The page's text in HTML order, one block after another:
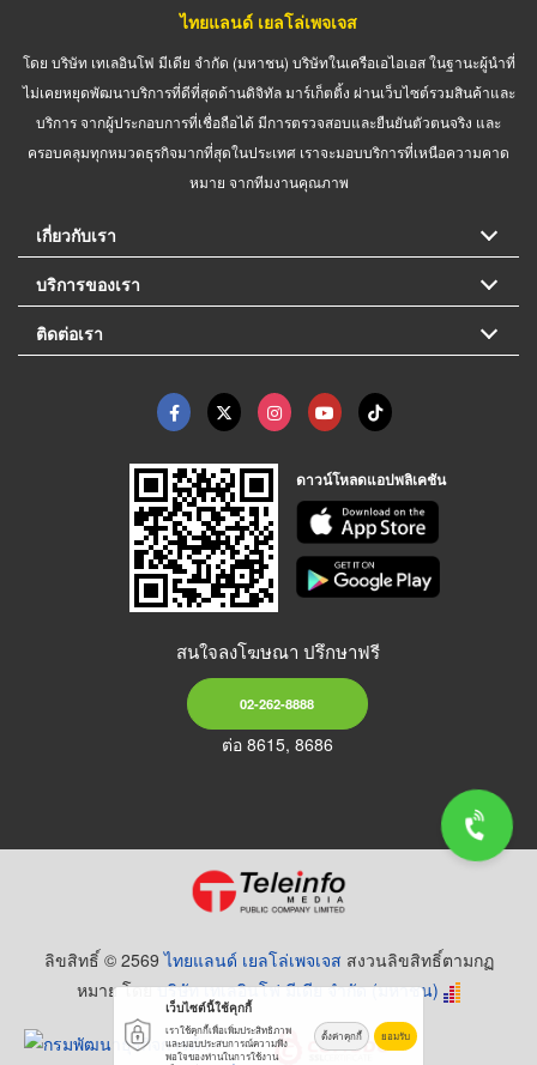
ไทยแลนด์ เยลโล่เพจเจส
โดย บริษัท เทเลอินโฟ มีเดีย จำกัด (มหาชน) บริษัทในเครือเอไอเอส ในฐานะผู้นำที่
ไม่เคยหยุดพัฒนาบริการที่ดีที่สุดด้านดิจิทัล มาร์เก็ตติ้ง ผ่านเว็บไซต์รวมสินค้าและ
บริการ จากผู้ประกอบการที่เชื่อถือได้ มีการตรวจสอบและยืนยันตัวตนจริง และ
ครอบคลุมทุกหมวดธุรกิจมากที่สุดในประเทศ เราจะมอบบริการที่เหนือความคาด
หมาย จากทีมงานคุณภาพ
เกี่ยวกับเรา
บริการของเรา
ติดต่อเรา
ดาวน์โหลดแอปพลิเคชัน
สนใจลงโฆษณา ปรึกษาฟรี
02-262-8888
ต่อ 8615, 8686
ลิขสิทธิ์ © 2569ไทยแลนด์ เยลโล่เพจเจส สงวนลิขสิทธิ์ตามกฏ
หมาย โดยบริษัท เทเลอินโฟ มีเดีย จำกัด (มหาชน)
เว็บไซต์นี้ใช้คุกกี้
เราใช้คุกกี้เพื่อเพิ่มประสิทธิภาพ
และมอบประสบการณ์ความพึง
พอใจของท่านในการใช้งาน
ตั้งค่าคุกกี้ ยอมรับ